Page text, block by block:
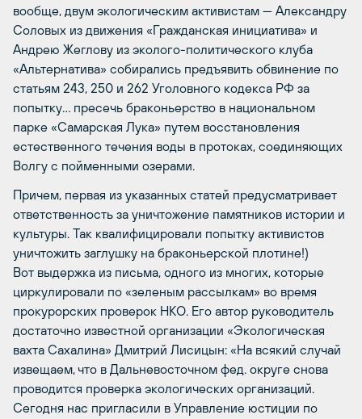
вообще, двум экологическим активистам — Александру
Соловых из движения «Гражданская инициатива» и
Андрею Жеглову из эколого-политического клуба
«Альтернатива» собирались предъявить обвинение по
статьям 243, 250 и 262 Уголовного кодекса РФ за
попытку… пресечь браконьерство в национальном
парке «Самарская Лука» путем восстановления
естественного течения воды в протоках, соединяющих
Волгу с пойменными озерами.
Причем, первая из указанных статей предусматривает
ответственность за уничтожение памятников истории и
культуры. Так квалифицировали попытку активистов
уничтожить заглушку на браконьерской плотине!)
Вот выдержка из письма, одного из многих, которые
циркулировали по «зеленым рассылкам» во время
прокурорских проверок НКО. Его автор руководитель
достаточно известной организации «Экологическая
вахта Сахалина» Дмитрий Лисицын: «На всякий случай
извещаем, что в Дальневосточном фед. округе снова
проводится проверка экологических организаций.
Сегодня нас пригласили в Управление юстиции по